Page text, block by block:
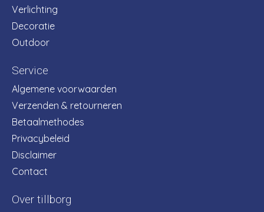
Verlichting
Decoratie
Outdoor
Service
Algemene voorwaarden
Verzenden & retourneren
Betaalmethodes
Privacybeleid
Disclaimer
Contact
Over tillborg